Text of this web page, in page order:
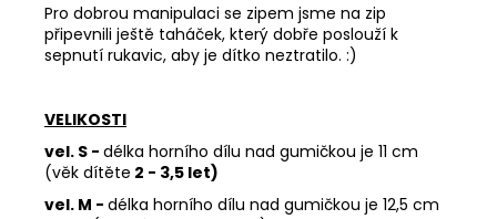
Pro dobrou manipulaci se zipem jsme na zip
připevnili ještě taháček, který dobře poslouží k
sepnutí rukavic, aby je dítko neztratilo. :)
VELIKOSTI
vel. S - délka horního dílu nad gumičkou je 11 cm
(věk dítěte 2 - 3,5 let)
vel. M - délka horního dílu nad gumičkou je 12,5 cm